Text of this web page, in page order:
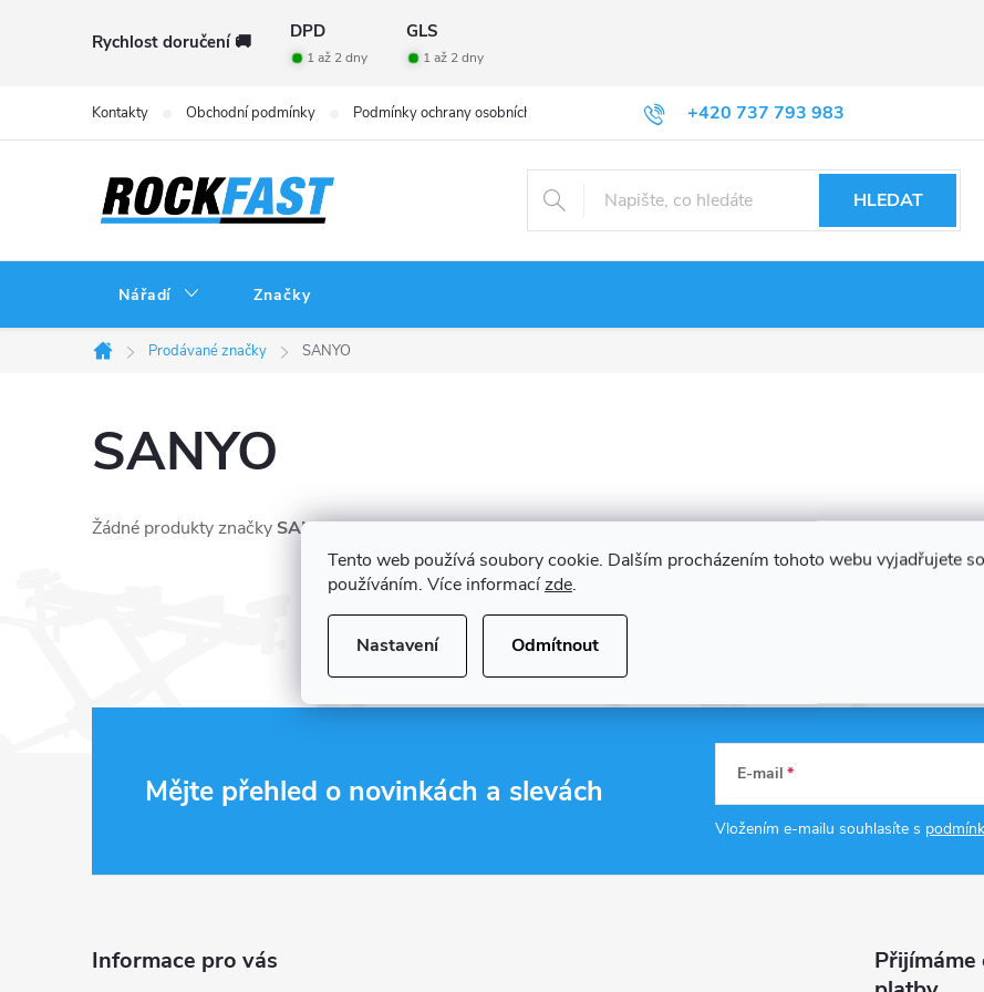
Tento web používá soubory cookie. Dalším procházením tohoto webu vyjadřujete
používáním. Více informacízde.
Nastavení Odmítnout
Rychlost doručení 🚚 DPD GLS
1 až 2 dny 1 až 2 dny
+420 737 793 983
Kontakty Obchodní podmínky Podmínky ochrany osobních údajů
HLEDAT
Nářadí Značky
Domů
Prodávané značky SANYO
SANYO
Žádné produkty značky SANYOnebyly nalezeny...
Mějte přehled o novinkách a slevách E-mail
Vložením e-mailu souhlasíte s
Informace pro vás
Přijímáme